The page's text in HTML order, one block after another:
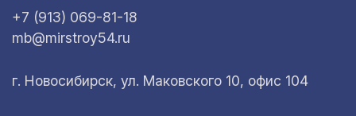
+7 (913) 069-81-18
mb@mirstroy54.ru
г. Новосибирск, ул. Маковского 10, офис 104